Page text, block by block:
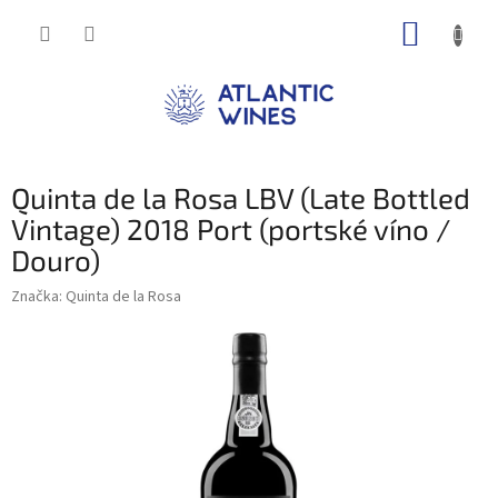
Quinta de la Rosa LBV (Late Bottled
Vintage) 2018 Port (portské víno /
Douro)
Značka: Quinta de la Rosa